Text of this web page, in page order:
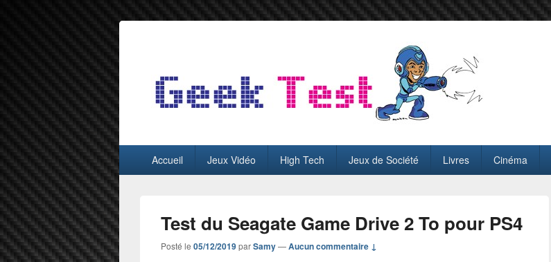
GeekTest
principalAccueil Jeux Vidéo High Tech Jeux de Société Livres Cinéma
Test du Seagate Game Drive 2 To pour PS4
Posté le 05/12/2019parSamy—Aucun commentaire ↓